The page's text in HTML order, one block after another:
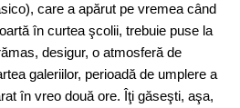
care a apărut pe vremea când
în curtea şcolii, trebuie puse la
desigur, o atmosferă de
galeriilor, perioadă de umplere a
în vreo două ore. Îţi găseşti, aşa,